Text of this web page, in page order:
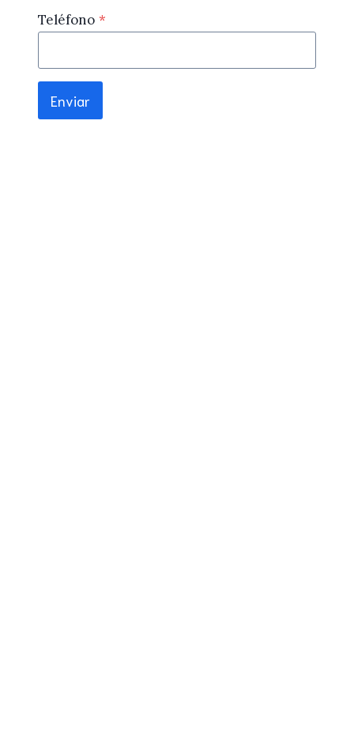
Teléfono *
Enviar